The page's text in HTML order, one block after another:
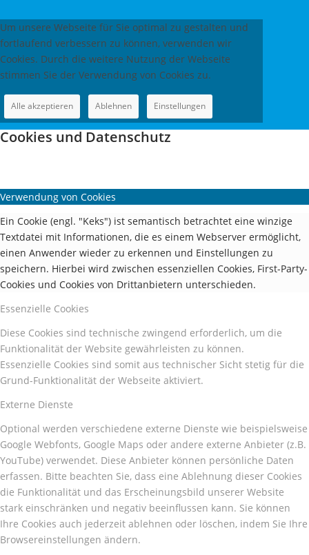
Um unsere Webseite für Sie optimal zu gestalten und
fortlaufend verbessern zu können, verwenden wir
Cookies. Durch die weitere Nutzung der Webseite
stimmen Sie der Verwendung von Cookies zu.
Alle akzeptieren Ablehnen Einstellungen
Cookies und Datenschutz
Verwendung von Cookies
Ein Cookie (engl. "Keks") ist semantisch betrachtet eine winzige
Textdatei mit Informationen, die es einem Webserver ermöglicht,
einen Anwender wieder zu erkennen und Einstellungen zu
speichern. Hierbei wird zwischen essenziellen Cookies, First-Party-
Cookies und Cookies von Drittanbietern unterschieden.
Essenzielle Cookies
Diese Cookies sind technische zwingend erforderlich, um die
Funktionalität der Website gewährleisten zu können.
Essenzielle Cookies sind somit aus technischer Sicht stetig für die
Grund-Funktionalität der Webseite aktiviert.
Externe Dienste
Optional werden verschiedene externe Dienste wie beispielsweise
Google Webfonts, Google Maps oder andere externe Anbieter (z.B.
YouTube) verwendet. Diese Anbieter können persönliche Daten
erfassen. Bitte beachten Sie, dass eine Ablehnung dieser Cookies
die Funktionalität und das Erscheinungsbild unserer Website
stark einschränken und negativ beeinflussen kann. Sie können
Ihre Cookies auch jederzeit ablehnen oder löschen, indem Sie Ihre
Browsereinstellungen ändern.